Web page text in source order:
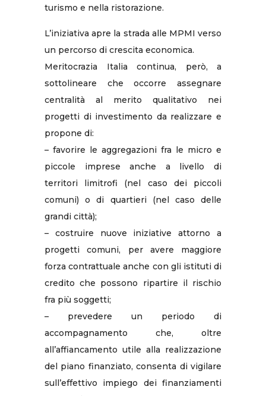
turismo e nella ristorazione.
L’iniziativa apre la strada alle MPMI verso
un percorso di crescita economica.
Meritocrazia Italia continua, però, a
sottolineare che occorre assegnare
centralità al merito qualitativo nei
progetti di investimento da realizzare e
propone di:
– favorire le aggregazioni fra le micro e
piccole imprese anche a livello di
territori limitrofi (nel caso dei piccoli
comuni) o di quartieri (nel caso delle
grandi città);
– costruire nuove iniziative attorno a
progetti comuni, per avere maggiore
forza contrattuale anche con gli istituti di
credito che possono ripartire il rischio
fra più soggetti;
– prevedere un periodo di
accompagnamento che, oltre
all’affiancamento utile alla realizzazione
del piano finanziato, consenta di vigilare
sull’effettivo impiego dei finanziamenti